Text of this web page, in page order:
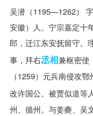
吴潜（1195—1262）
安徽）人。宁宗嘉定十
郎，迁江东安抚留守。
事，拜右丞相兼枢密使
（1259）元兵南侵攻
改许国公。被贾似道等
州、循州。与姜夔、吴